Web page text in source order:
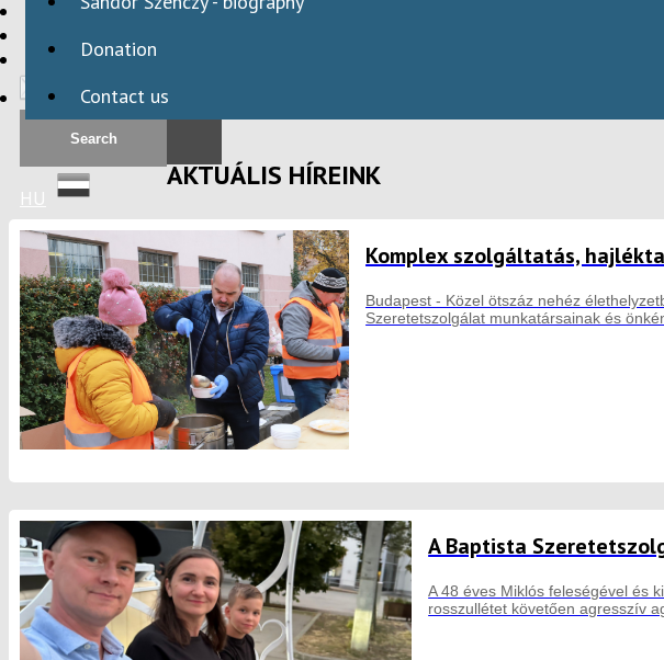
HBAID
INTERNATIONAL PROGRAMS
HU
Donation
Contact us
AKTUÁLIS HÍREINK
Komplex szolgáltatás,
Budapest - Közel ötszáz nehéz
Szeretetszolgálat munkatársainak és
A Baptista
A 48 éves Miklós feleségével és
rosszullétet követően agresszív